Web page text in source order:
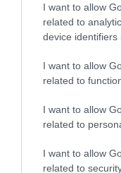
I want to allow
related to
device identifiers
I want to allow
related to
I want to allow
related to
I want to allow
related to
termale, Baden-
cele mai populare
Vizitatorii pot
renumit fiind
amintește de băile
copacilor, aflat în
Traseul se ridică la
o lungime de
punct de